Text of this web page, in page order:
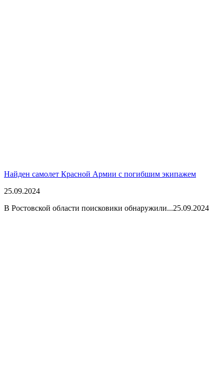
Найден самолет Красной Армии с погибшим экипажем
25.09.2024
В Ростовской области поисковики обнаружили...25.09.2024